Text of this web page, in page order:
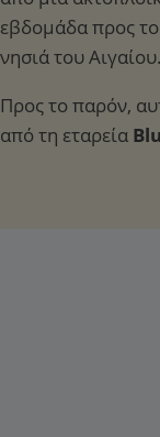
Προς το παρόν,
από τη εταρεία